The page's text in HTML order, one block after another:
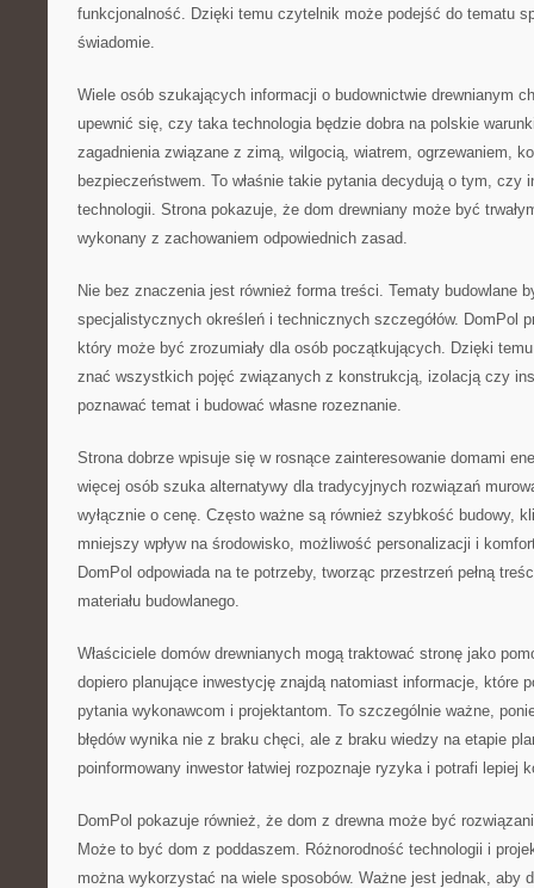
funkcjonalność. Dzięki temu czytelnik może podejść do tematu
świadomie.
Wiele osób szukających informacji o budownictwie drewnianym
upewnić się, czy taka technologia będzie dobra na polskie
zagadnienia związane z zimą, wilgocią, wiatrem, ogrzewaniem,
bezpieczeństwem. To właśnie takie pytania decydują o tym, czy
technologii. Strona pokazuje, że dom drewniany może być
wykonany z zachowaniem odpowiednich zasad.
Nie bez znaczenia jest również forma treści. Tematy budowlane
specjalistycznych określeń i technicznych szczegółów. DomPol
który może być zrozumiały dla osób początkujących. Dzięki
znać wszystkich pojęć związanych z konstrukcją, izolacją czy
poznawać temat i budować własne rozeznanie.
Strona dobrze wpisuje się w rosnące zainteresowanie domami
więcej osób szuka alternatywy dla tradycyjnych rozwiązań
wyłącznie o cenę. Często ważne są również szybkość budowy,
mniejszy wpływ na środowisko, możliwość personalizacji i
DomPol odpowiada na te potrzeby, tworząc przestrzeń pełną
materiału budowlanego.
Właściciele domów drewnianych mogą traktować stronę jako
dopiero planujące inwestycję znajdą natomiast informacje, które
pytania wykonawcom i projektantom. To szczególnie ważne,
błędów wynika nie z braku chęci, ale z braku wiedzy na etapie
poinformowany inwestor łatwiej rozpoznaje ryzyka i potrafi lepiej
DomPol pokazuje również, że dom z drewna może być
Może to być dom z poddaszem. Różnorodność technologii i
można wykorzystać na wiele sposobów. Ważne jest jednak, aby